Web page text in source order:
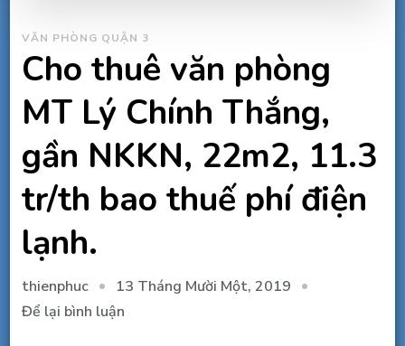
VĂN PHÒNG QUẬN 3
Cho thuê văn phòng
MT Lý Chính Thắng,
gần NKKN, 22m2, 11.3
tr/th bao thuế phí điện
lạnh.
thienphuc
13 Tháng Mười Một, 2019
Để lại bình luậntại